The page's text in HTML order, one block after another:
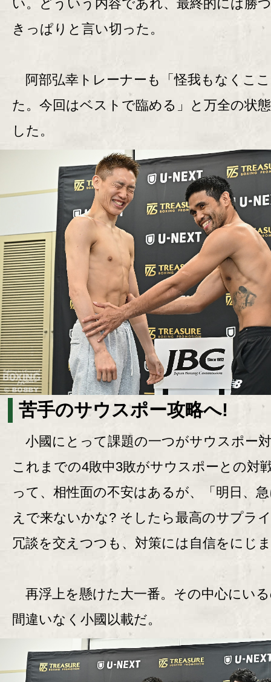
い。どういう内容であれ、最終的には勝
きっぱりと言い切った。
阿部弘幸トレーナーも「怪我もなくこ
た。今回はベストで臨める」と万全の状
した。
苦手のサウスポー攻略へ!
小國にとって課題の一つがサウスポー
これまでの4敗中3敗がサウスポーとの対
って、相性面の不安はあるが、「明日、
えで来ないかな? そしたら最高のサプラ
冗談を交えつつも、対策には自信をにじ
再浮上を懸けた大一番。その中心にい
間違いなく小國以載だ。